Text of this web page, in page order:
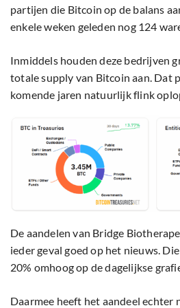
partijen die Bitcoin op de balans
enkele weken geleden nog 124
Inmiddels houden deze bedrijven
totale supply van Bitcoin aan. Dat
komende jaren natuurlijk flink
De aandelen van Bridge
ieder geval goed op het nieuws.
20% omhoog op de dagelijkse
Daarmee heeft het aandeel echter